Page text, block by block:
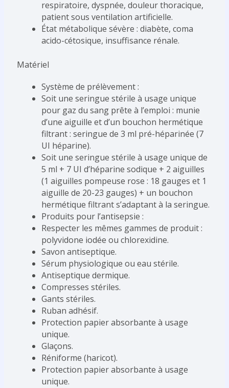
respiratoire, dyspnée, douleur thoracique,
patient sous ventilation artificielle.
État métabolique sévère : diabète, coma
acido-cétosique, insuffisance rénale.
Matériel
Système de prélèvement :
Soit une seringue stérile à usage unique
pour gaz du sang prête à l’emploi : munie
d’une aiguille et d’un bouchon hermétique
filtrant : seringue de 3 ml pré-héparinée (7
UI héparine).
Soit une seringue stérile à usage unique de
5 ml + 7 UI d’héparine sodique + 2 aiguilles
(1 aiguilles pompeuse rose : 18 gauges et 1
aiguille de 20-23 gauges) + un bouchon
hermétique filtrant s’adaptant à la seringue.
Produits pour l’antisepsie :
Respecter les mêmes gammes de produit :
polyvidone iodée ou chlorexidine.
Savon antiseptique.
Sérum physiologique ou eau stérile.
Antiseptique dermique.
Compresses stériles.
Gants stériles.
Ruban adhésif.
Protection papier absorbante à usage
unique.
Glaçons.
Réniforme (haricot).
Protection papier absorbante à usage
unique.